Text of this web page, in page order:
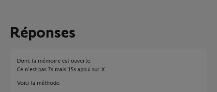
Réponses
Donc la mémoire est ouverte.
Ce n'est pas 7s mais 15s appui sur X.
Voici la méthode: